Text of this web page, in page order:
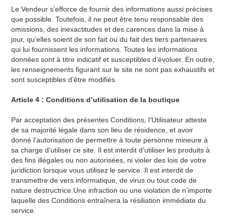
Le Vendeur s’efforce de fournir des informations aussi précises
que possible. Toutefois, il ne peut être tenu responsable des
omissions, des inexactitudes et des carences dans la mise à
jour, qu’elles soient de son fait ou du fait des tiers partenaires
qui lui fournissent les informations. Toutes les informations
données sont à titre indicatif et susceptibles d’évoluer. En outre,
les renseignements figurant sur le site ne sont pas exhaustifs et
sont susceptibles d’être modifiés.
Article 4 : Conditions d’utilisation de la boutique
Par acceptation des présentes Conditions, l’Utilisateur atteste
de sa majorité légale dans son lieu de résidence, et avoir
donné l’autorisation de permettre à toute personne mineure à
sa charge d’utiliser ce site. Il est interdit d’utiliser les produits à
des fins illégales ou non autorisées, ni violer des lois de votre
juridiction lorsque vous utilisez le service. Il est interdit de
transmettre de vers informatique, de virus ou tout code de
nature destructrice.Une infraction ou une violation de n’importe
laquelle des Conditions entraînera la résiliation immédiate du
service.